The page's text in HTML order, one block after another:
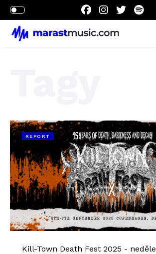
REPORT
Kill-Town Death Fest 2025 - neděle